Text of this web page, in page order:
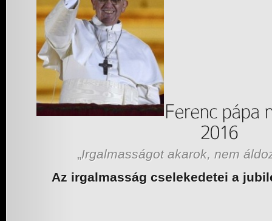
„Irgalmasságot akarok, nem
Az irgalmasság cselekedetei a